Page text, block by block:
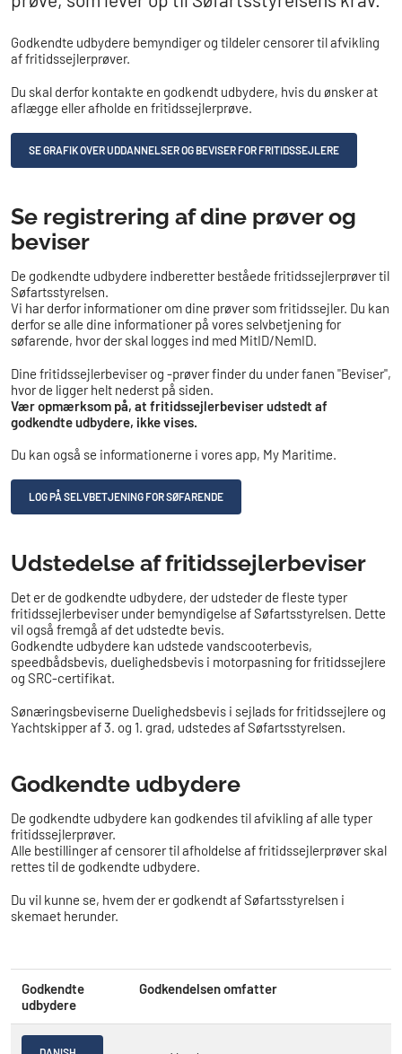
Godkendte udbydere bemyndiger og tildeler censorer til afvikling
af fritidssejlerprøver.
Du skal derfor kontakte en godkendt udbydere, hvis du ønsker at
aflægge eller afholde en fritidssejlerprøve.
SE GRAFIK OVER UDDANNELSER OG BEVISER FOR FRITIDSSEJLERE
Se registrering af dine prøver og
beviser
De godkendte udbydere indberetter beståede fritidssejlerprøver til
Søfartsstyrelsen.
Vi har derfor informationer om dine prøver som fritidssejler. Du kan
derfor se alle dine informationer på vores selvbetjening for
søfarende, hvor der skal logges ind med MitID/NemID.
Dine fritidssejlerbeviser og -prøver finder du under fanen "Beviser",
hvor de ligger helt nederst på siden.
Vær opmærksom på, at fritidssejlerbeviser udstedt af
godkendte udbydere, ikke vises.
Du kan også se informationerne i vores app, My Maritime.
LOG PÅ SELVBETJENING FOR SØFARENDE
​Udstedelse af fritidssejlerbeviser
Det er de godkendte udbydere, der udsteder de fleste typer
fritidssejlerbeviser under bemyndigelse af Søfartsstyrelsen. Dette
vil også fremgå af det udstedte bevis.
Godkendte udbydere kan udstede vandscooterbevis,
speedbådsbevis, duelighedsbevis i motorpasning for fritidssejlere
og SRC-certifikat​.
Sønæringsbeviserne Duelighedsbevis i sejlads for fritidssejlere og
Yachtskipper af 3. og 1. grad, udstedes af Søfartsstyrelsen.
​​​​​Godkendte udbydere
De godkendte udbydere kan godkendes til afvikling af alle typer
fritidssejlerprøver.
Alle bestillinger af censorer til afholdelse af fritidssejlerprøver skal
rettes til de godkendte udbydere.
Du vil kunne se, hvem der er godkendt af Søfartsstyrelsen i
skemaet herunder.
Godkendte
udbydere
Godkendelsen omfatter